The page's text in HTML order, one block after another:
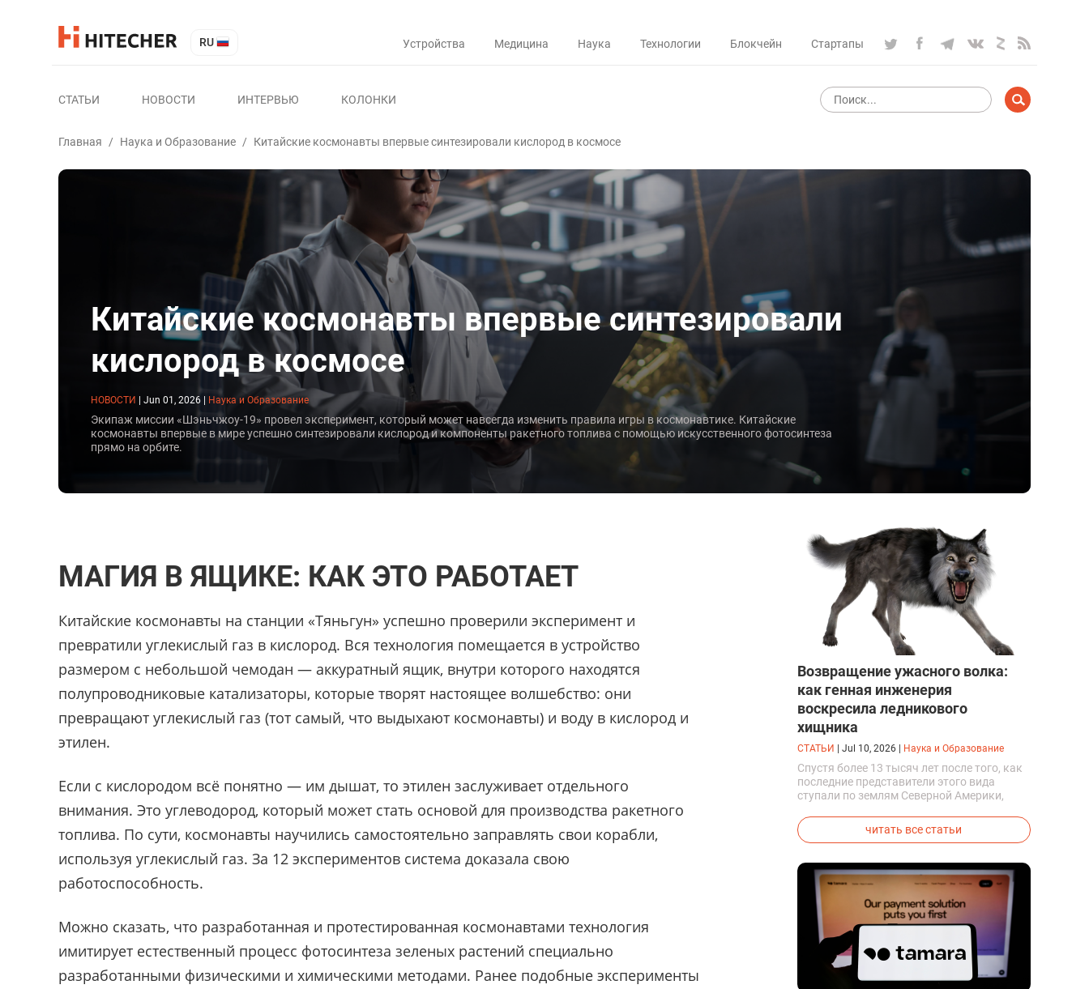
RU Устройства Медицина Наука Технологии Блокчейн Стартапы
СТАТЬИ НОВОСТИ ИНТЕРВЬЮ КОЛОНКИ
Главная / Наука и Образование / Китайские космонавты впервые синтезировали кислород в космосе
Китайские космонавты впервые синтезировали
кислород в космосе
НОВОСТИ | Jun 01, 2026 Наука и Образование
Экипаж миссии «Шэньчжоу-19» провел эксперимент, который может навсегда изменить правила игры в космонавтике. Китайские
космонавты впервые в мире успешно синтезировали кислород и компоненты ракетного топлива с помощью искусственного фотосинтеза
прямо на орбите.
МАГИЯ В ЯЩИКЕ: КАК ЭТО РАБОТАЕТ
Китайские космонавты на станции «Тяньгун» успешно проверили эксперимент и
превратили углекислый газ в кислород. Вся технология помещается в устройство
размером с небольшой чемодан — аккуратный ящик, внутри которого находятся
полупроводниковые катализаторы, которые творят настоящее волшебство: они
превращают углекислый газ (тот самый, что выдыхают космонавты) и воду в кислород и
этилен.
Если с кислородом всё понятно — им дышат, то этилен заслуживает отдельного
внимания. Это углеводород, который может стать основой для производства ракетного
топлива. По сути, космонавты научились самостоятельно заправлять свои корабли,
используя углекислый газ. За 12 экспериментов система доказала свою
работоспособность.
Можно сказать, что разработанная и протестированная космонавтами технология
имитирует естественный процесс фотосинтеза зеленых растений специально
разработанными физическими и химическими методами. Ранее подобные эксперименты
Возвращение ужасного волка:
как генная инженерия
воскресила ледникового
хищника
СТАТЬИ Jul 10, 2026 Наука и Образование
Спустя более 13 тысяч лет после того, как
последние представители этого вида
ступали по землям Северной Америки,
вывели первых генетически
модифицированных щенков с фенотипом
читать все статьи